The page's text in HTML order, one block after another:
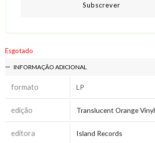
Subscrever
Esgotado
INFORMAÇÃO ADICIONAL
formato LP
edição Translucent Orange Vinyl
editora Island Records